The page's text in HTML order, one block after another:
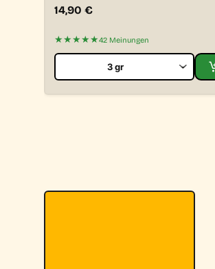
14,90 €
★★★★★42 Meinungen